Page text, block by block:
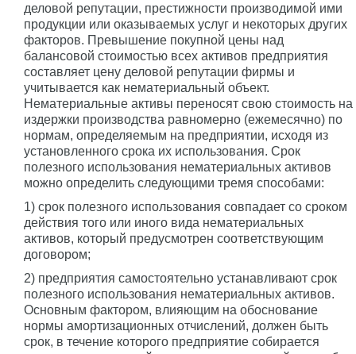
деловой репутации, престижности производимой ими
продукции или оказываемых услуг и некоторых других
факторов. Превышение покупной цены над
балансовой стоимостью всех активов предприятия
составляет цену деловой репутации фирмы и
учитывается как нематериальный объект.
Нематериальные активы переносят свою стоимость на
издержки производства равномерно (ежемесячно) по
нормам, определяемым на предприятии, исходя из
установленного срока их использования. Срок
полезного использования нематериальных активов
можно определить следующими тремя способами:
1) срок полезного использования совпадает со сроком
действия того или иного вида нематериальных
активов, который предусмотрен соответствующим
договором;
2) предприятия самостоятельно устанавливают срок
полезного использования нематериальных активов.
Основным фактором, влияющим на обоснование
нормы амортизационных отчислений, должен быть
срок, в течение которого предприятие собирается